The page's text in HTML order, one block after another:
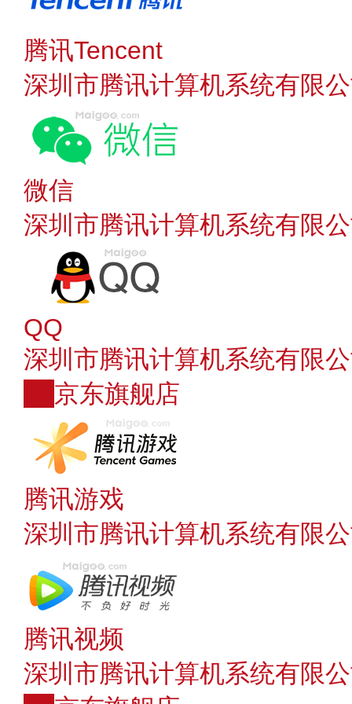
腾讯Tencent
深圳市腾讯计算机系统有限
微信
深圳市腾讯计算机系统有限
QQ
深圳市腾讯计算机系统有限
京东旗舰店
腾讯游戏
深圳市腾讯计算机系统有限
腾讯视频
深圳市腾讯计算机系统有限